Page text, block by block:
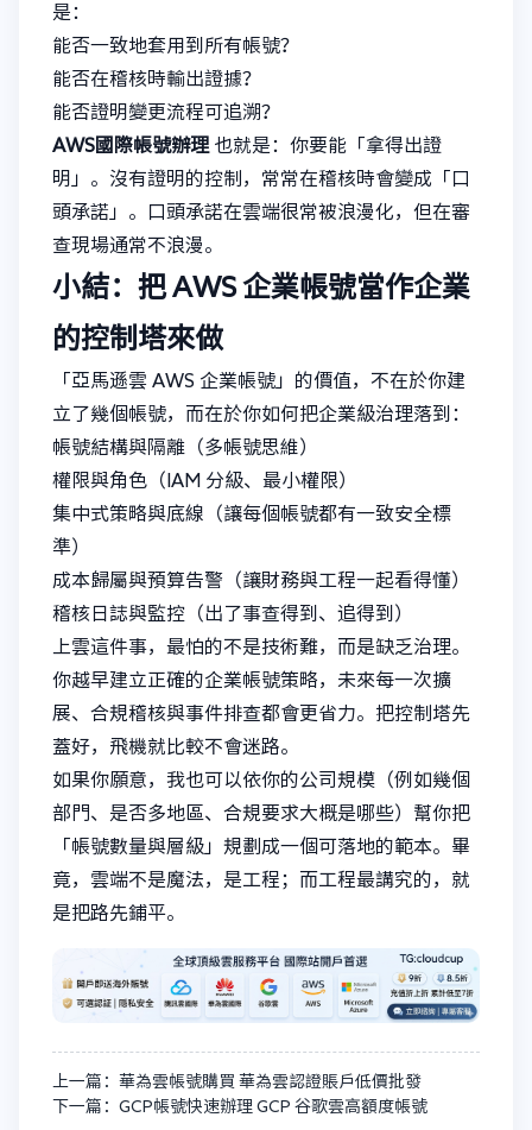
是：
能否一致地套用到所有帳號？
能否在稽核時輸出證據？
能否證明變更流程可追溯？
AWS國際帳號辦理 也就是：你要能「拿得出證
明」。沒有證明的控制，常常在稽核時會變成「口
頭承諾」。口頭承諾在雲端很常被浪漫化，但在審
查現場通常不浪漫。
小結：把 AWS 企業帳號當作企業
的控制塔來做
「亞馬遜雲 AWS 企業帳號」的價值，不在於你建
立了幾個帳號，而在於你如何把企業級治理落到：
帳號結構與隔離（多帳號思維）
權限與角色（IAM 分級、最小權限）
集中式策略與底線（讓每個帳號都有一致安全標
準）
成本歸屬與預算告警（讓財務與工程一起看得懂）
稽核日誌與監控（出了事查得到、追得到）
上雲這件事，最怕的不是技術難，而是缺乏治理。
你越早建立正確的企業帳號策略，未來每一次擴
展、合規稽核與事件排查都會更省力。把控制塔先
蓋好，飛機就比較不會迷路。
如果你願意，我也可以依你的公司規模（例如幾個
部門、是否多地區、合規要求大概是哪些）幫你把
「帳號數量與層級」規劃成一個可落地的範本。畢
竟，雲端不是魔法，是工程；而工程最講究的，就
是把路先鋪平。
上一篇：華為雲帳號購買 華為雲認證賬戶低價批發
下一篇：GCP帳號快速辦理 GCP 谷歌雲高額度帳號